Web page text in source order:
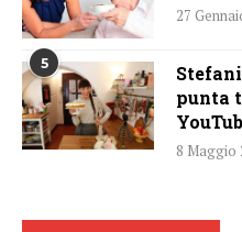
27
5
punta
8 Maggio